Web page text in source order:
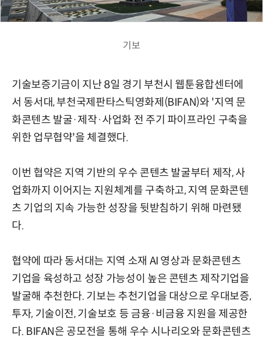
기보
기술보증기금이 지난 8일 경기 부천시 웹툰융합센터에
서 동서대, 부천국제판타스틱영화제(BIFAN)와 '지역 문
화콘텐츠 발굴·제작·사업화 전 주기 파이프라인 구축을
위한 업무협약'을 체결했다.
이번 협약은 지역 기반의 우수 콘텐츠 발굴부터 제작, 사
업화까지 이어지는 지원체계를 구축하고, 지역 문화콘텐
츠 기업의 지속 가능한 성장을 뒷받침하기 위해 마련됐
다.
협약에 따라 동서대는 지역 소재 AI 영상과 문화콘텐츠
기업을 육성하고 성장 가능성이 높은 콘텐츠 제작기업을
발굴해 추천한다. 기보는 추천기업을 대상으로 우대보증,
투자, 기술이전, 기술보호 등 금융·비금융 지원을 제공한
다. BIFAN은 공모전을 통해 우수 시나리오와 문화콘텐츠